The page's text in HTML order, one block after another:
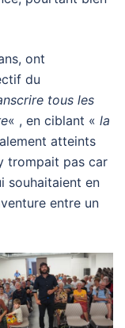
ont
du
tous les
« , en ciblant « la
atteints
trompait pas car
souhaitaient en
entre un